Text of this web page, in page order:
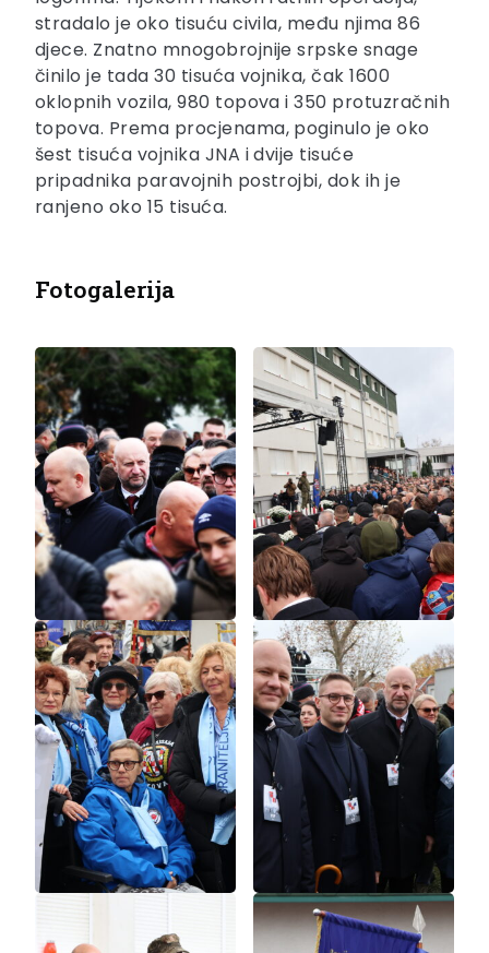
stradalo je oko tisuću civila, među njima 86
djece. Znatno mnogobrojnije srpske snage
činilo je tada 30 tisuća vojnika, čak 1600
oklopnih vozila, 980 topova i 350 protuzračnih
topova. Prema procjenama, poginulo je oko
šest tisuća vojnika JNA i dvije tisuće
pripadnika paravojnih postrojbi, dok ih je
ranjeno oko 15 tisuća.
Fotogalerija